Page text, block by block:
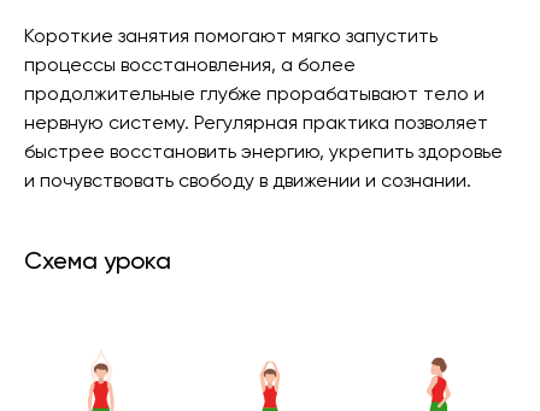
Короткие занятия помогают мягко запустить
процессы восстановления, а более
продолжительные глубже прорабатывают тело и
нервную систему. Регулярная практика позволяет
быстрее восстановить энергию, укрепить здоровье
и почувствовать свободу в движении и сознании.
Схема урока